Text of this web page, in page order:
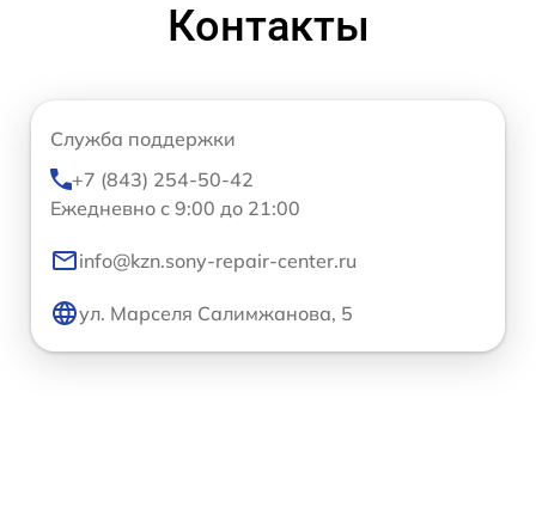
Контакты
Служба поддержки
+7 (843) 254-50-42
Ежедневно с 9:00 до 21:00
info@kzn.sony-repair-center.ru
ул. Марселя Салимжанова, 5